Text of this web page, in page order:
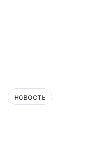
новость